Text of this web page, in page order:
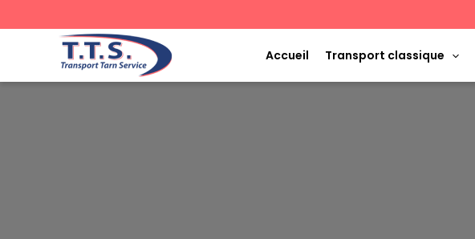
au
Accueil Transport classique